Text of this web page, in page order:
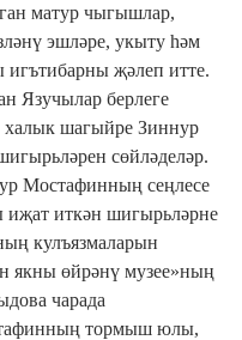
матур чыгышлар,
эшләре, укыту һәм
җәлеп итте.
Язучылар берлеге
шагыйре Зиннур
сөйләделәр.
Мостафинның сеңлесе
иҗат иткән шигырьләрне
кулъязмаларын
өйрәнү музее»ның
чарада
тормыш юлы,